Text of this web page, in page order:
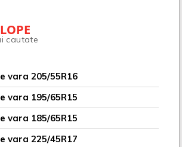
cautate
vara 205/55R16
vara 195/65R15
vara 185/65R15
vara 225/45R17